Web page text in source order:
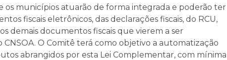
os municípios atuarão de forma integrada e poderão ter
fiscais eletrônicos, das declarações fiscais, do RCU,
demais documentos fiscais que vierem a ser
O Comitê terá como objetivo a automatização
abrangidos por esta Lei Complementar, com mínima